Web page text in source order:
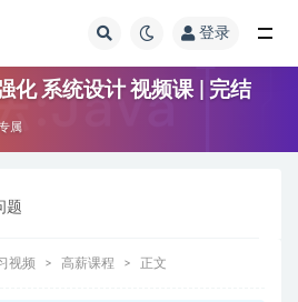
登录
化 系统设计 视频课 | 完结
属
题
视频 高薪课程 正文